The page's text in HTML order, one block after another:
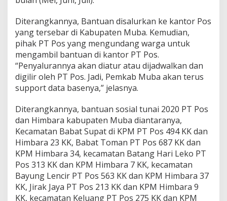
m
e
n
s
o
s
Diterangkannya, Bantuan disalurkan ke kantor Pos
yang tersebar di Kabupaten Muba. Kemudian,
pihak PT Pos yang mengundang warga untuk
mengambil bantuan di kantor PT Pos.
“Penyalurannya akan diatur atau dijadwalkan dan
digilir oleh PT Pos. Jadi, Pemkab Muba akan terus
support data basenya,” jelasnya.
Diterangkannya, bantuan sosial tunai 2020 PT Pos
dan Himbara kabupaten Muba diantaranya,
Kecamatan Babat Supat di KPM PT Pos 494 KK dan
Himbara 23 KK, Babat Toman PT Pos 687 KK dan
KPM Himbara 34, kecamatan Batang Hari Leko PT
Pos 313 KK dan KPM Himbara 7 KK, kecamatan
Bayung Lencir PT Pos 563 KK dan KPM Himbara 37
KK, Jirak Jaya PT Pos 213 KK dan KPM Himbara 9
KK, kecamatan Keluang PT Pos 275 KK dan KPM